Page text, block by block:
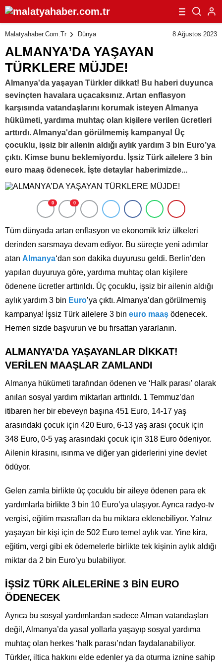
Malatyahaber.com.tr Dünya 8 Ağustos 2023
ALMANYA’DA YAŞAYAN
TÜRKLERE MÜJDE!
Almanya'da yaşayan Türkler dikkat! Bu haberi duyunca
sevinçten havalara uçacaksınız. Artan enflasyon
karşısında vatandaşlarını korumak isteyen Almanya
hükümeti, yardıma muhtaç olan kişilere verilen ücretleri
arttırdı. Almanya'dan görülmemiş kampanya! Üç
çocuklu, işsiz bir ailenin aldığı aylık yardım 3 bin Euro’ya
çıktı. Kimse bunu beklemiyordu. İşsiz Türk ailelere 3 bin
euro maaş ödenecek. İşte detaylar haberimizde...
0 0
Tüm dünyada artan enflasyon ve ekonomik kriz ülkeleri
derinden sarsmaya devam ediyor. Bu süreçte yeni adımlar
atan Almanya‘dan son dakika duyurusu geldi. Berlin’den
yapılan duyuruya göre, yardıma muhtaç olan kişilere
ödenene ücretler arttırıldı. Üç çocuklu, işsiz bir ailenin aldığı
aylık yardım 3 bin Euro’ya çıktı. Almanya’dan görülmemiş
kampanya! İşsiz Türk ailelere 3 bin euro maaş ödenecek.
Hemen sizde başvurun ve bu fırsattan yararlanın.
ALMANYA’DA YAŞAYANLAR DİKKAT!
VERİLEN MAAŞLAR ZAMLANDI
Almanya hükümeti tarafından ödenen ve ‘Halk parası’ olarak
anılan sosyal yardım miktarları arttırıldı. 1 Temmuz’dan
itibaren her bir ebeveyn başına 451 Euro, 14-17 yaş
arasındaki çocuk için 420 Euro, 6-13 yaş arası çocuk için
348 Euro, 0-5 yaş arasındaki çocuk için 318 Euro ödeniyor.
Ailenin kirasını, ısınma ve diğer yan giderlerini yine devlet
ödüyor.
Gelen zamla birlikte üç çocuklu bir aileye ödenen para ek
yardımlarla birlikte 3 bin 10 Euro’ya ulaşıyor. Ayrıca radyo-tv
vergisi, eğitim masrafları da bu miktara eklenebiliyor. Yalnız
yaşayan bir kişi için de 502 Euro temel aylık var. Yine kira,
eğitim, vergi gibi ek ödemelerle birlikte tek kişinin aylık aldığı
miktar da 2 bin Euro’yu bulabiliyor.
İŞSİZ TÜRK AİLELERİNE 3 BİN EURO
ÖDENECEK
Ayrıca bu sosyal yardımlardan sadece Alman vatandaşları
değil, Almanya’da yasal yollarla yaşayıp sosyal yardıma
muhtaç olan herkes ‘halk parası’ndan faydalanabiliyor.
Türkler, iltica hakkını elde edenler ya da oturma iznine sahip